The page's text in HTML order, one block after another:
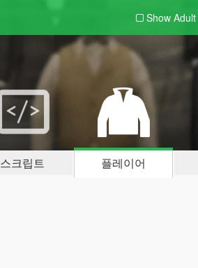
Show Adult
스크립트 플레이어